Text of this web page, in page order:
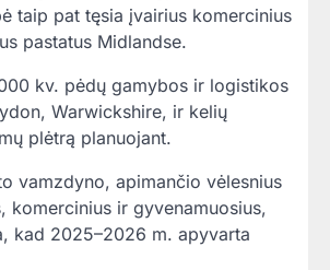
taip pat tęsia įvairius komercinius
pastatus Midlandse.
kv. pėdų gamybos ir logistikos
Warwickshire, ir kelių
plėtrą planuojant.
vamzdyno, apimančio vėlesnius
komercinius ir gyvenamuosius,
kad 2025–2026 m. apyvarta